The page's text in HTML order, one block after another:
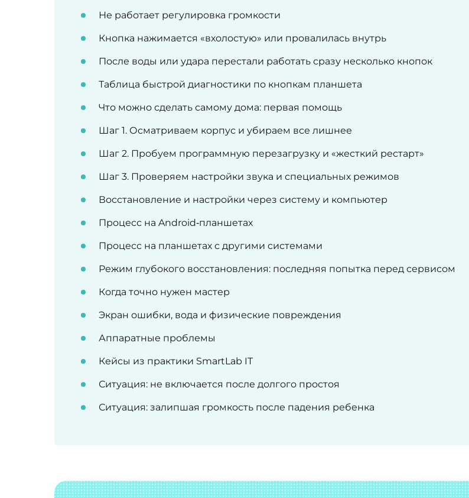
Не работает регулировка громкости
Кнопка нажимается «вхолостую» или провалилась внутрь
После воды или удара перестали работать сразу несколько кнопок
Таблица быстрой диагностики по кнопкам планшета
Что можно сделать самому дома: первая помощь
Шаг 1. Осматриваем корпус и убираем все лишнее
Шаг 2. Пробуем программную перезагрузку и «жесткий рестарт»
Шаг 3. Проверяем настройки звука и специальных режимов
Восстановление и настройки через систему и компьютер
Процесс на Android‑планшетах
Процесс на планшетах с другими системами
Режим глубокого восстановления: последняя попытка перед сервисом
Когда точно нужен мастер
Экран ошибки, вода и физические повреждения
Аппаратные проблемы
Кейсы из практики SmartLab IT
Ситуация: не включается после долгого простоя
Ситуация: залипшая громкость после падения ребенка